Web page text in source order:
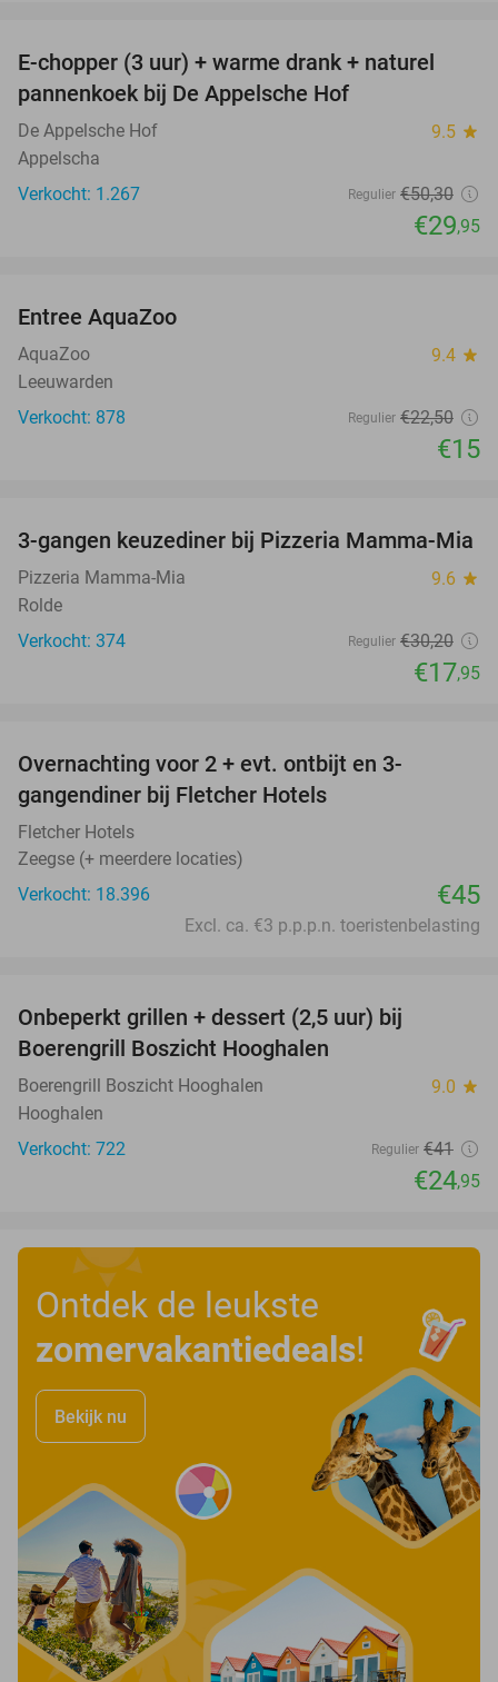
40%
E-chopper (3 uur) + warme drank + naturel
pannenkoek bij De Appelsche Hof
De Appelsche Hof 9.5 star
Appelscha
Verkocht: 1.267
Regulier €50,30
€29,95
Entree AquaZoo
AquaZoo 9.4 star
Leeuwarden
Verkocht: 878
Regulier €22,50
€15
41%
3-gangen keuzediner bij Pizzeria Mamma-Mia
Pizzeria Mamma-Mia 9.6 star
Rolde
Verkocht: 374
Regulier €30,20
€17,95
Overnachting voor 2 + evt. ontbijt en 3-
gangendiner bij Fletcher Hotels
Fletcher Hotels
Zeegse (+ meerdere locaties)
Verkocht: 18.396
€45
Excl. ca. €3 p.p.p.n. toeristenbelasting
Onbeperkt grillen + dessert (2,5 uur) bij
Boerengrill Boszicht Hooghalen
Boerengrill Boszicht Hooghalen 9.0 star
Hooghalen
Verkocht: 722
Regulier €41
€24,95
Ontdek de leukste
zomervakantiedeals!
Bekijk nu